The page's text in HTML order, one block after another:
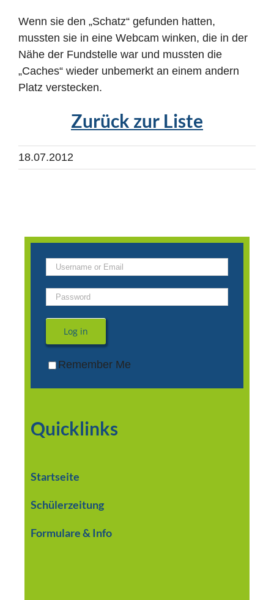
Wenn sie den „Schatz“ gefunden hatten,
mussten sie in eine Webcam winken, die in der
Nähe der Fundstelle war und mussten die
„Caches“ wieder unbemerkt an einem andern
Platz verstecken.
Zurück zur Liste
18.07.2012
Log in
Remember Me
Quicklinks
Startseite
Schülerzeitung
Formulare & Info